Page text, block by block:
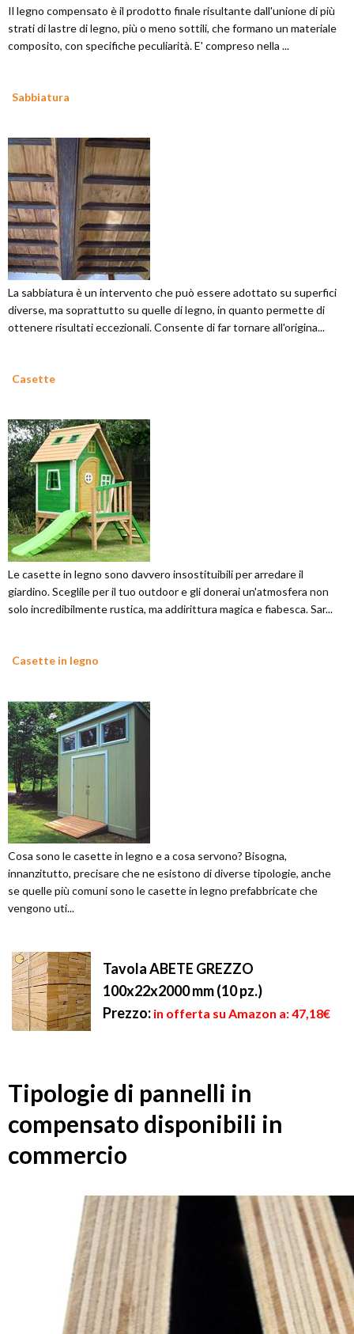
Il legno compensato è il prodotto finale risultante dall'unione di più
strati di lastre di legno, più o meno sottili, che formano un materiale
composito, con specifiche peculiarità. E' compreso nella ...
Sabbiatura
La sabbiatura è un intervento che può essere adottato su superfici
diverse, ma soprattutto su quelle di legno, in quanto permette di
ottenere risultati eccezionali. Consente di far tornare all'origina...
Casette
Le casette in legno sono davvero insostituibili per arredare il
giardino. Sceglile per il tuo outdoor e gli donerai un'atmosfera non
solo incredibilmente rustica, ma addirittura magica e fiabesca. Sar...
Casette in legno
Cosa sono le casette in legno e a cosa servono? Bisogna,
innanzitutto, precisare che ne esistono di diverse tipologie, anche
se quelle più comuni sono le casette in legno prefabbricate che
vengono uti...
Tavola ABETE GREZZO
100x22x2000 mm (10 pz.)
Prezzo: in offerta su Amazon a: 47,18€
Tipologie di pannelli in
compensato disponibili in
commercio